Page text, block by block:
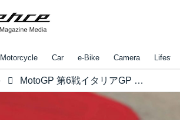
Motorcycle Car e-Bike Camera
MotoGP 第6戦イタリアGP フリー走行初日、ホンダのマルケスが2位発進。初日のフロントローはなんと・・